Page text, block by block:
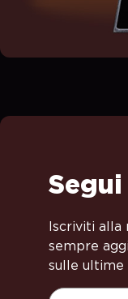
Iscriviti alla
sempre
sulle ultime